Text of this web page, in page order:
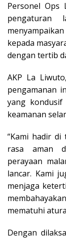
Personel Ops
kepada
dengan tertib
AKP La
pengamanan
yang kondusif
keamanan
“Kami hadir di
rasa aman
perayaan
lancar. Kami
menjaga
mematuhi
Dengan